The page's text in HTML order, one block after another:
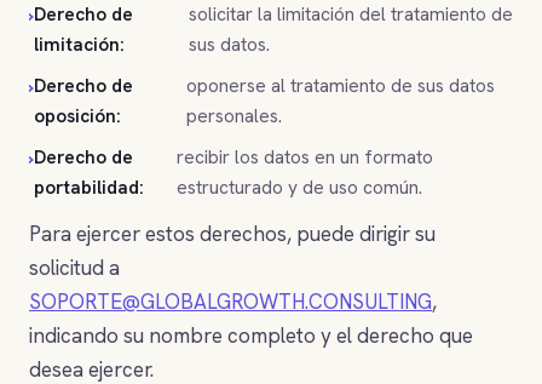
Derecho de
limitación:
solicitar la limitación del tratamiento de
sus datos.
Derecho de
oposición:
oponerse al tratamiento de sus datos
personales.
Derecho de
portabilidad:
recibir los datos en un formato
estructurado y de uso común.
Para ejercer estos derechos, puede dirigir su
solicitud a
SOPORTE@GLOBALGROWTH.CONSULTING,
indicando su nombre completo y el derecho que
desea ejercer.